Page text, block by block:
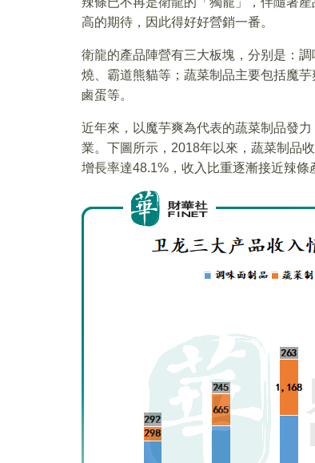
高的期待，因此得好好營銷一番。
衛龍的產品陣營有三大板塊，分别是：
燒、霸道熊貓等；蔬菜制品主要包括魔
鹵蛋等。
近年來，以魔芋爽為代表的蔬菜制品發
業。下圖所示，2018年以來，蔬菜制品
增長率達48.1%，收入比重逐漸接近辣條